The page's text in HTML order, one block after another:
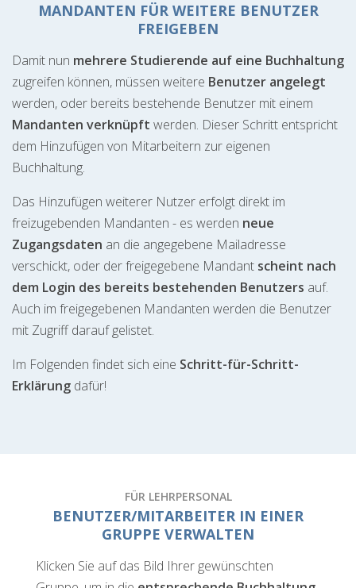
MANDANTEN FÜR WEITERE BENUTZER
FREIGEBEN
Damit nun mehrere Studierende auf eine Buchhaltung
zugreifen können, müssen weitere Benutzer angelegt
werden, oder bereits bestehende Benutzer mit einem
Mandanten verknüpft werden. Dieser Schritt entspricht
dem Hinzufügen von Mitarbeitern zur eigenen
Buchhaltung.
Das Hinzufügen weiterer Nutzer erfolgt direkt im
freizugebenden Mandanten - es werden neue
Zugangsdaten an die angegebene Mailadresse
verschickt, oder der freigegebene Mandant scheint nach
dem Login des bereits bestehenden Benutzers auf.
Auch im freigegebenen Mandanten werden die Benutzer
mit Zugriff darauf gelistet.
Im Folgenden findet sich eine Schritt-für-Schritt-
Erklärung dafür!
FÜR LEHRPERSONAL
BENUTZER/MITARBEITER IN EINER
GRUPPE VERWALTEN
Klicken Sie auf das Bild Ihrer gewünschten